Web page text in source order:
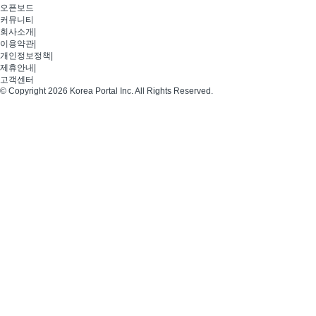
오픈보드
커뮤니티
회사소개
이용약관
개인정보정책
제휴안내
고객센터
© Copyright 2026 Korea Portal Inc. All Rights Reserved.